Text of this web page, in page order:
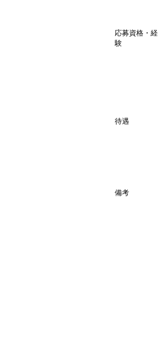
応募資格・経
験
待遇
備考